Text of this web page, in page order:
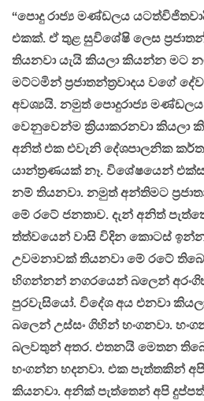
“පොදු රාජ්‍ය මණ්ඩලය
එකක්. ඒ තුළ සුවිශේෂි ලෙස
තියනවා යැයි කියලා කියන්න මට
මට්ටමින් ප්‍රජාතන්ත්‍රවාදය වගේ
අවශ්‍යයි. නමුත් පොදුරාජ්‍ය මණ්ඩලය
වෙනුවෙන්ම ක්‍රියාකරනවා කියලා
අනිත් එක එවැනි දේශපාලනික
යාන්ත්‍රණයක් නෑ. විශේෂයෙන්
නම් තියනවා. නමුත් අන්තිමට
මේ රටේ ජනතාව. දැන් අනිත්
ත්ත්වයෙන් වාසි විදින කොටස්
උවමනාවක් තියනවා මේ රටේ
හිගන්නන් නගරයෙන් බලෙන්
පුරවැසියෝ. විදේශ අය එනවා
බලෙන් උස්සං ගිහින් හංගනවා.
බලවතුන් අතර. එතනයි මෙතන
හංගන්න හදනවා. එක පැත්තකින්
කියනවා. අනික් පැත්තෙන් අපි